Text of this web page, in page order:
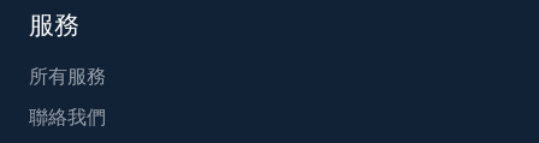
服務
所有服務
聯絡我們